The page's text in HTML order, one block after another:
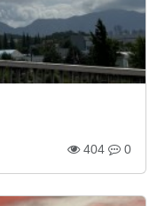
404 0